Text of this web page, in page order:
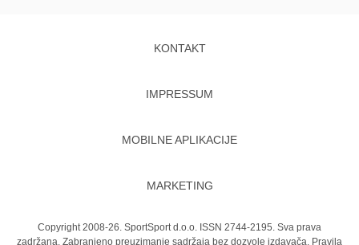
KONTAKT
IMPRESSUM
MOBILNE APLIKACIJE
MARKETING
Copyright 2008-26. SportSport d.o.o. ISSN 2744-2195. Sva prava
zadržana. Zabranjeno preuzimanje sadržaja bez dozvole izdavača. Pravila